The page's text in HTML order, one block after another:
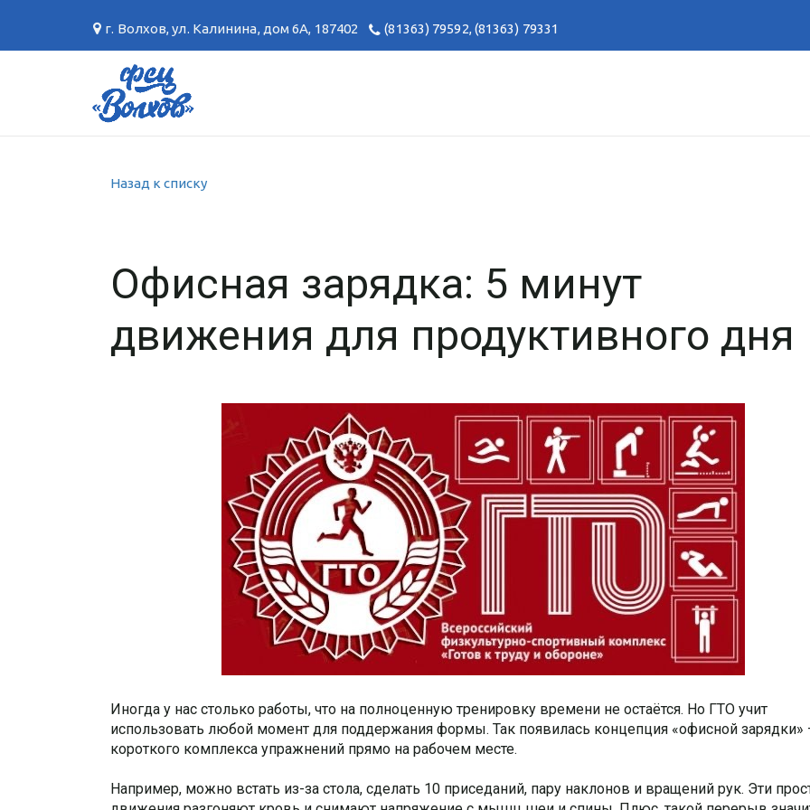
г. Волхов,ул. Калинина, дом 6А, 187402 (81363) 79592,(81363) 79331
Назад к списку
Офисная зарядка: 5 минут
движения для продуктивного дня
Иногда у нас столько работы, что на полноценную тренировку времени не остаётся. Но ГТО учит
использовать любой момент для поддержания формы. Так появилась концепция «офисной зарядки»
короткого комплекса упражнений прямо на рабочем месте.
Например, можно встать из-за стола, сделать 10 приседаний, пару наклонов и вращений рук. Эти